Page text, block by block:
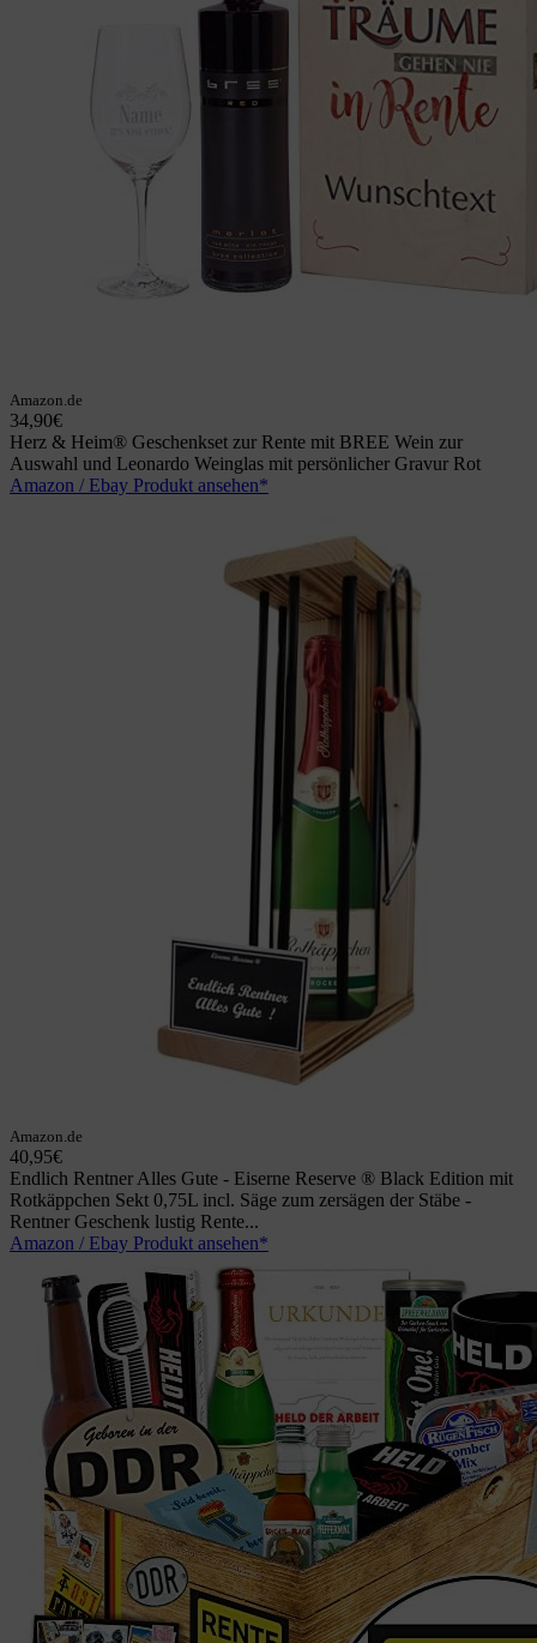
Amazon.de
34,90€
Herz & Heim® Geschenkset zur Rente mit BREE Wein zur
Auswahl und Leonardo Weinglas mit persönlicher Gravur Rot
Amazon / Ebay Produkt ansehen*
Amazon.de
40,95€
Endlich Rentner Alles Gute - Eiserne Reserve ® Black Edition mit
Rotkäppchen Sekt 0,75L incl. Säge zum zersägen der Stäbe -
Rentner Geschenk lustig Rente...
Amazon / Ebay Produkt ansehen*